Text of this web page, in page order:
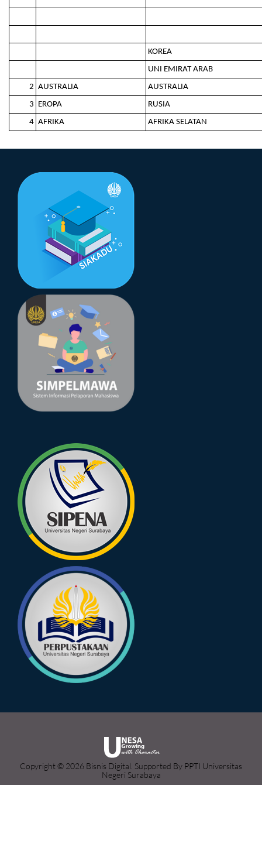
KOREA
UNI EMIRAT ARAB
2 AUSTRALIA
AUSTRALIA
3 EROPA
RUSIA
4 AFRIKA AFRIKA SELATAN
Copyright © 2026 Bisnis Digital. Supported By PPTI Universitas
Negeri Surabaya